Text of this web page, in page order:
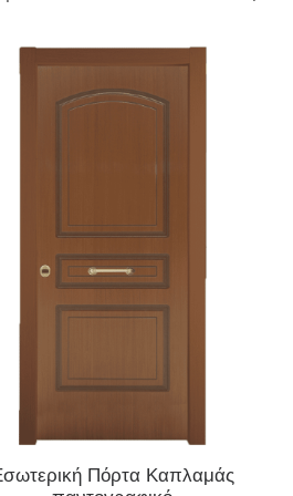
ΔΙΑΒΆΣΤΕ ΠΕΡΙΣΣΌΤΕΡΑ
Πόρτα Καπλαμάς